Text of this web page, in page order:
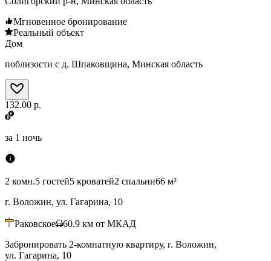
Мгновенное бронирование
Реальный объект
Дом
поблизости с д. Шпаковщина, Минская область
132.00 р.
за 1 ночь
2 комн.5 гостей5 кроватей2 спальни66 м²
г. Воложин, ул. Гагарина, 10
Раковское 60.9 км от МКАД
Забронировать 2-комнатную квартиру, г. Воложин,
ул. Гагарина, 10